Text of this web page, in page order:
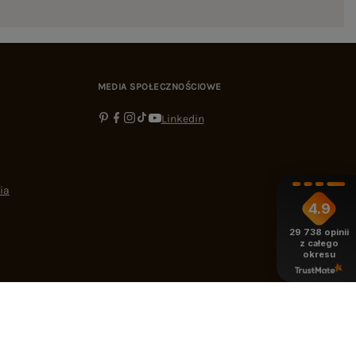
MEDIA SPOŁECZNOŚCIOWE
Linkedin
4.9
29 738 opinii
z całego
okresu